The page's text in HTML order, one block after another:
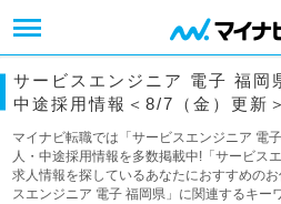
サービスエンジニア 電子 福岡
中途採用情報＜8/7（金）更新＞
マイナビ転職では「サービスエンジニア 電
人・中途採用情報を多数掲載中!「サービス
求人情報を探しているあなたにおすすめの
スエンジニア 電子 福岡県」に関連するキー